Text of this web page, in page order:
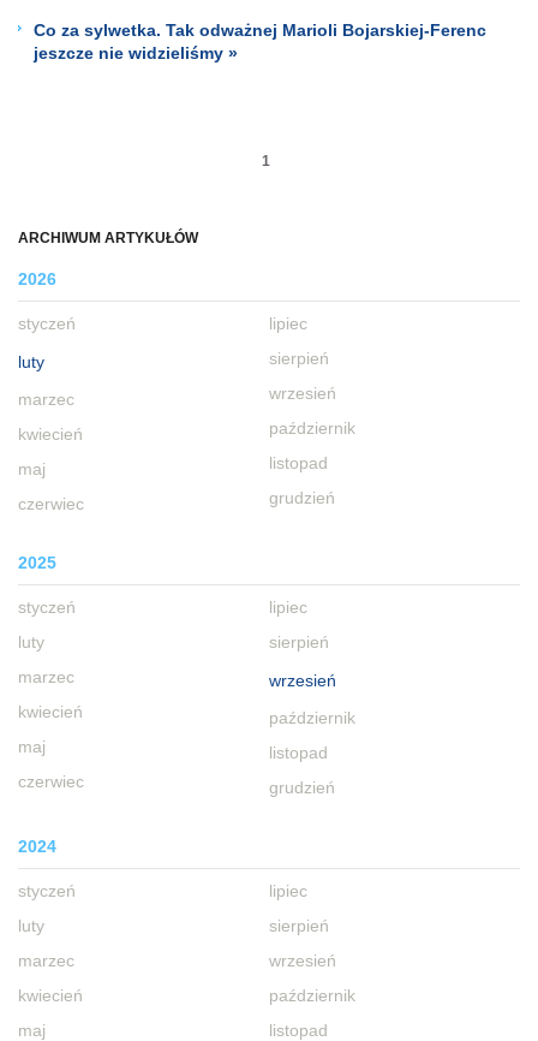
ARCHIWUM ARTYKUŁÓW
2026
styczeń
luty
marzec
kwiecień
maj
czerwiec
lipiec
sierpień
wrzesień
październik
listopad
grudzień
2025
styczeń
luty
marzec
kwiecień
maj
czerwiec
lipiec
sierpień
wrzesień
październik
listopad
grudzień
2024
styczeń
luty
marzec
kwiecień
maj
lipiec
sierpień
wrzesień
październik
listopad
Co za sylwetka. Tak odważnej Marioli Bojarskiej-Ferenc
jeszcze nie widzieliśmy »
1